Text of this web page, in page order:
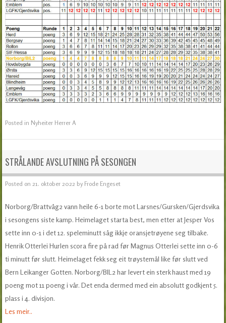
Posted in Nyheiter Herrer A
STRÅLANDE AVSLUTNING PÅ SESONGEN
Posted on 21. oktober 2022 by Frode Engeset
Norborg/Brattvåg2 vann heile 6-1 borte mot Larsnes/Gursken/Gjerdsvika
i sesongens siste kamp. Heimelaget starta best, men etter at Jesper Vos
sette inn 0-1 i det 12. speleminutt såg ikkje oransjetrøyene seg tilbake.
Henrik Otterlei Hurlen scora fire på rad før Magnus Otterlei sette inn 0-6
ti minutt før slutt. Heimelaget fekk seg eit trøystemål like før slutt ved
Bern Leikanger Gotten. Norborg/BIL2 har levert ein sterk haust med 19
poeng mot 11 poeng i vår. Det enda dermed med ein absolutt godkjent 5.
plass i 4. divisjon.
Les meir..